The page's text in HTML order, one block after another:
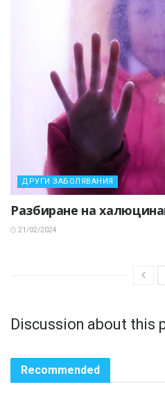
ДРУГИ ЗАБОЛЯВАНИЯ
Разбиране на
21/02/2024
Discussion about this
Recommended